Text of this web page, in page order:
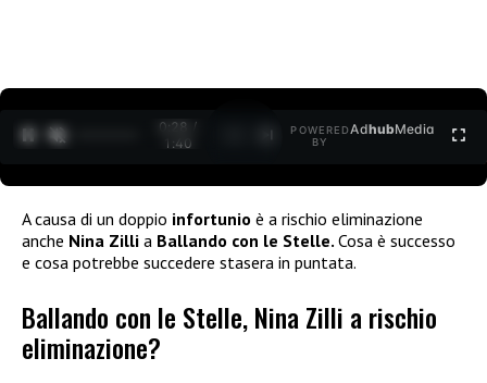
0:29 /
1:40
POWERED
BY
AdhubMedia
A causa di un doppio infortunio è a rischio eliminazione
anche Nina Zilli a Ballando con le Stelle. Cosa è successo
e cosa potrebbe succedere stasera in puntata.
Ballando con le Stelle, Nina Zilli a rischio
eliminazione?